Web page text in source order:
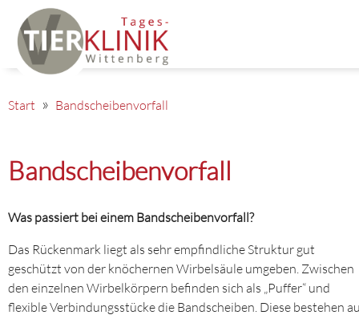
Start Bandscheibenvorfall
Bandscheibenvorfall
Was passiert bei einem Bandscheibenvorfall?
Das Rückenmark liegt als sehr empfindliche Struktur gut
geschützt von der knöchernen Wirbelsäule umgeben. Zwischen
den einzelnen Wirbelkörpern befinden sich als „Puffer“ und
flexible Verbindungsstücke die Bandscheiben. Diese bestehen